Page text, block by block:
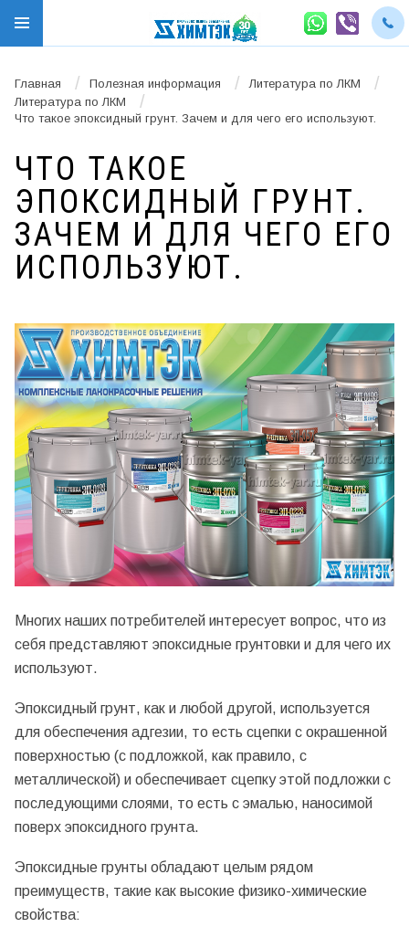
Главная / Полезная информация / Литература по ЛКМ /
Литература по ЛКМ /
Что такое эпоксидный грунт. Зачем и для чего его используют.
ЧТО ТАКОЕ
ЭПОКСИДНЫЙ ГРУНТ.
ЗАЧЕМ И ДЛЯ ЧЕГО ЕГО
ИСПОЛЬЗУЮТ.
Многих наших потребителей интересует вопрос, что из
себя представляют эпоксидные грунтовки и для чего их
используют.
Эпоксидный грунт, как и любой другой, используется
для обеспечения адгезии, то есть сцепки с окрашенной
поверхностью (с подложкой, как правило, с
металлической) и обеспечивает сцепку этой подложки с
последующими слоями, то есть с эмалью, наносимой
поверх эпоксидного грунта.
Эпоксидные грунты обладают целым рядом
преимуществ, такие как высокие физико-химические
свойства: